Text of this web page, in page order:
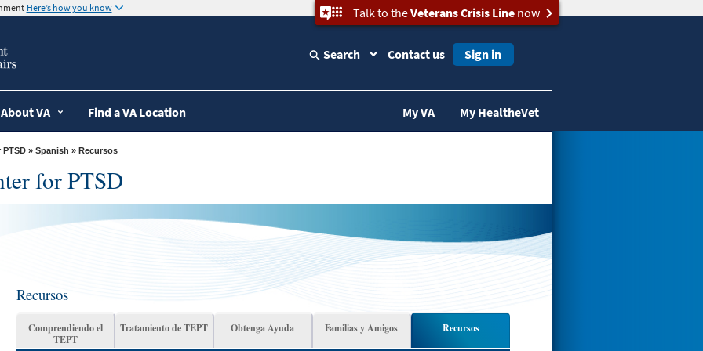
Here’s how you know Talk to theVeterans Crisis Linenow
Search Contact us Sign in
About VA Find a VA Location My VA My HealtheVet
» Spanish » Recursos
for PTSD
Recursos
Comprendiendo el
TEPT
Tratamiento de TEPT Obtenga Ayuda Familias y Amigos Recursos